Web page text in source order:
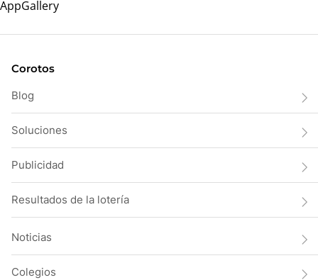
Corotos
Blog
Soluciones
Publicidad
Resultados de la lotería
Noticias
Colegios